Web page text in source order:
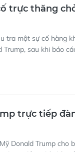
trực thăng
tra một sự cố hàng
Trump, sau khi báo
trực tiếp
Donald Trump cho